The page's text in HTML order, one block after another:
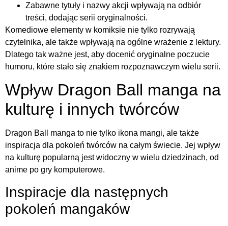
Zabawne tytuły i nazwy akcji wpływają na odbiór
treści, dodając serii oryginalności.
Komediowe elementy w komiksie nie tylko rozrywają
czytelnika, ale także wpływają na ogólne wrażenie z lektury.
Dlatego tak ważne jest, aby docenić oryginalne poczucie
humoru, które stało się znakiem rozpoznawczym wielu serii.
Wpływ Dragon Ball manga na
kulturę i innych twórców
Dragon Ball manga to nie tylko ikona mangi, ale także
inspiracja dla pokoleń twórców na całym świecie. Jej wpływ
na kulturę popularną jest widoczny w wielu dziedzinach, od
anime po gry komputerowe.
Inspiracje dla następnych
pokoleń mangaków